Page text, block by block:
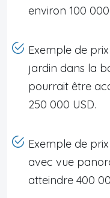
environ 100
Exemple de
jardin dans la
pourrait être
250 000 USD.
Exemple de
avec vue
atteindre 400